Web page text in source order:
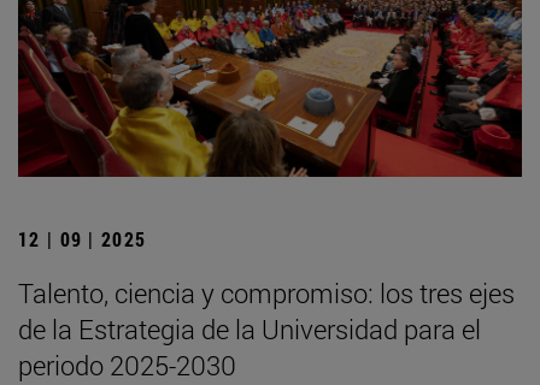
12 | 09 | 2025
Talento, ciencia y compromiso: los tres ejes
de la Estrategia de la Universidad para el
periodo 2025-2030